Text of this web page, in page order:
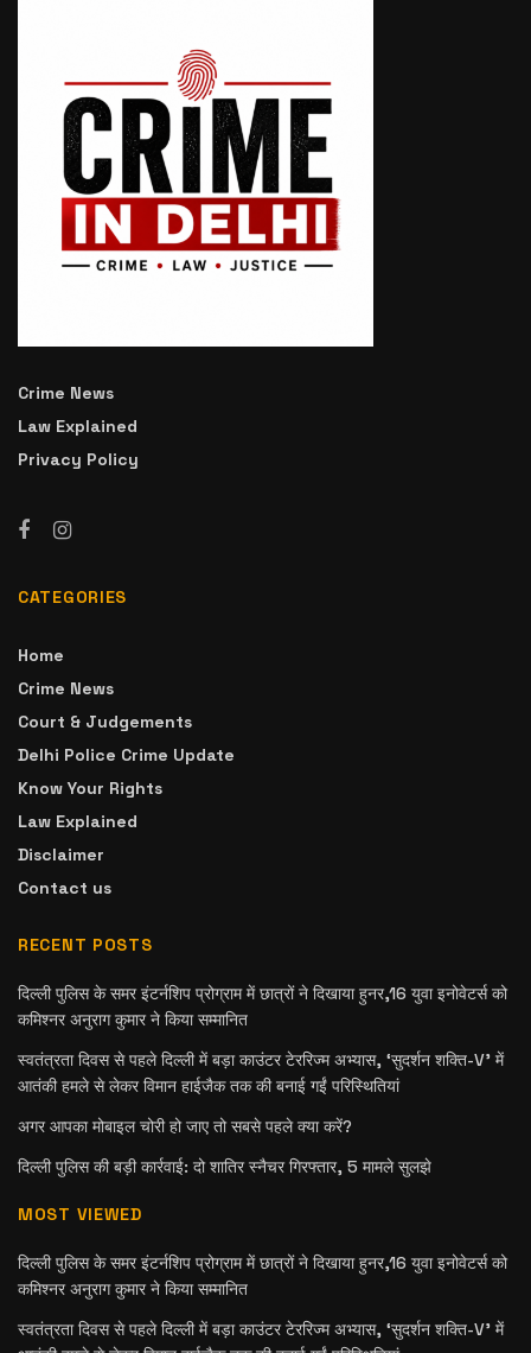
Crime News
Law Explained
Privacy Policy
CATEGORIES
Home
Crime News
Court & Judgements
Delhi Police Crime Update
Know Your Rights
Law Explained
Disclaimer
Contact us
RECENT POSTS
दिल्ली पुलिस के समर इंटर्नशिप प्रोग्राम में छात्रों ने दिखाया हुनर,16 युवा इनोवेटर्स को
कमिश्नर अनुराग कुमार ने किया सम्मानित
स्वतंत्रता दिवस से पहले दिल्ली में बड़ा काउंटर टेररिज्म अभ्यास, ‘सुदर्शन शक्ति-V’ में
आतंकी हमले से लेकर विमान हाईजैक तक की बनाई गईं परिस्थितियां
अगर आपका मोबाइल चोरी हो जाए तो सबसे पहले क्या करें?
दिल्ली पुलिस की बड़ी कार्रवाई: दो शातिर स्नैचर गिरफ्तार, 5 मामले सुलझे
MOST VIEWED
दिल्ली पुलिस के समर इंटर्नशिप प्रोग्राम में छात्रों ने दिखाया हुनर,16 युवा इनोवेटर्स को
कमिश्नर अनुराग कुमार ने किया सम्मानित
स्वतंत्रता दिवस से पहले दिल्ली में बड़ा काउंटर टेररिज्म अभ्यास, ‘सुदर्शन शक्ति-V’ में